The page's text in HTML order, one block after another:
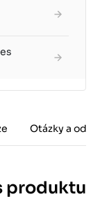
Otázky a
produktu